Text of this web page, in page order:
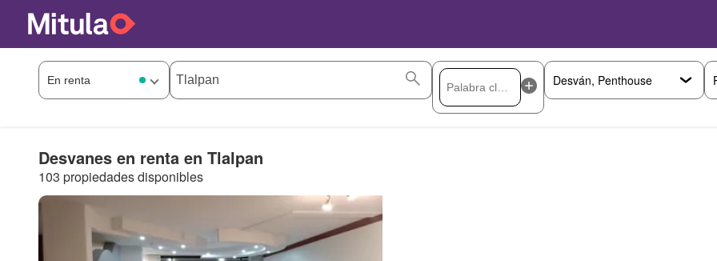
Desvanes en renta en Tlalpan
103 propiedades disponibles